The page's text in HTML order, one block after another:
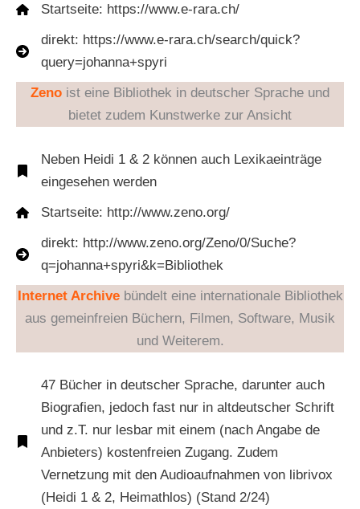
Startseite: https://www.e-rara.ch/
direkt: https://www.e-rara.ch/search/quick?
query=johanna+spyri
Zeno ist eine Bibliothek in deutscher Sprache und
bietet zudem Kunstwerke zur Ansicht
Neben Heidi 1 & 2 können auch Lexikaeinträge
eingesehen werden
Startseite: http://www.zeno.org/
direkt: http://www.zeno.org/Zeno/0/Suche?
q=johanna+spyri&k=Bibliothek
Internet Archivebündelt eine internationale Bibliothek
aus gemeinfreien Büchern, Filmen, Software, Musik
und Weiterem.
47 Bücher in deutscher Sprache, darunter auch
Biografien, jedoch fast nur in altdeutscher Schrift
und z.T. nur lesbar mit einem (nach Angabe de
Anbieters) kostenfreien Zugang. Zudem
Vernetzung mit den Audioaufnahmen von librivox
(Heidi 1 & 2, Heimathlos) (Stand 2/24)